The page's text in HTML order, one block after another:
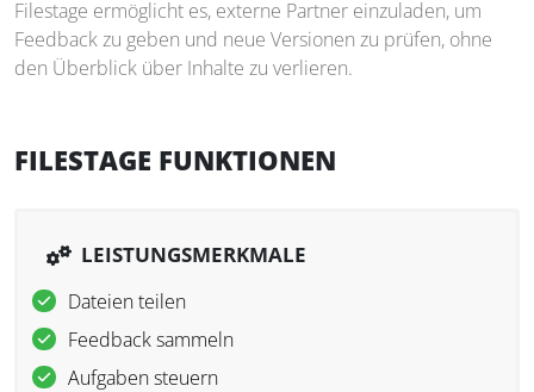
Filestage ermöglicht es, externe Partner einzuladen, um
Feedback zu geben und neue Versionen zu prüfen, ohne
den Überblick über Inhalte zu verlieren.
FILESTAGE FUNKTIONEN
LEISTUNGSMERKMALE
Dateien teilen
Feedback sammeln
Aufgaben steuern